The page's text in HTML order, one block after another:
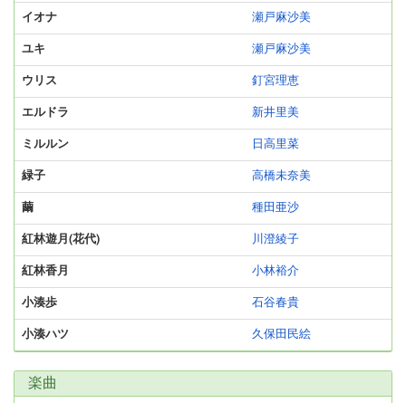
イオナ 瀬戸麻沙美
ユキ 瀬戸麻沙美
ウリス 釘宮理恵
エルドラ 新井里美
ミルルン 日高里菜
緑子 高橋未奈美
繭 種田亜沙
紅林遊月(花代) 川澄綾子
紅林香月 小林裕介
小湊歩 石谷春貴
小湊ハツ 久保田民絵
楽曲